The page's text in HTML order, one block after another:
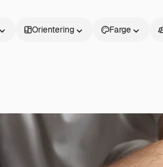
Orientering Farge